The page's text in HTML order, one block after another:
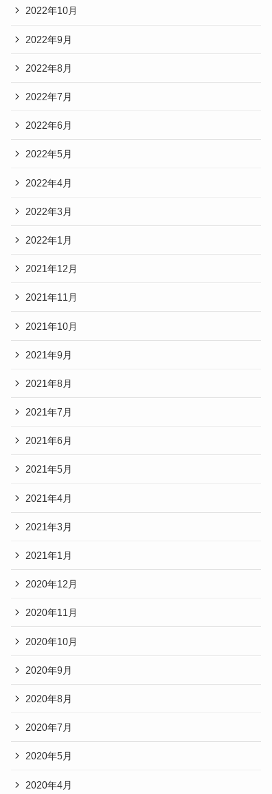
2022年10月
2022年9月
2022年8月
2022年7月
2022年6月
2022年5月
2022年4月
2022年3月
2022年1月
2021年12月
2021年11月
2021年10月
2021年9月
2021年8月
2021年7月
2021年6月
2021年5月
2021年4月
2021年3月
2021年1月
2020年12月
2020年11月
2020年10月
2020年9月
2020年8月
2020年7月
2020年5月
2020年4月